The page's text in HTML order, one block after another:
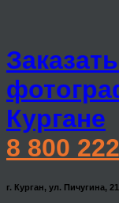
Кургане
8 800
г. Курган, ул. Пичугина, 21